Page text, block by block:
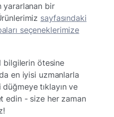
yararlanan bir
sayfasındaki
seçeneklerimize
bilgilerin ötesine
en iyisi uzmanlarla
düğmeye tıklayın ve
edin - size her zaman